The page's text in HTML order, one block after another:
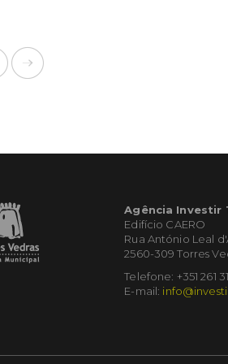
Agência Investir
Edifício CAERO
Rua António Leal
2560-309 Torres
Telefone: +351 261
E-mail: